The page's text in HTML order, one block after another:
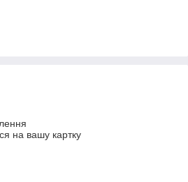
на вашу картку